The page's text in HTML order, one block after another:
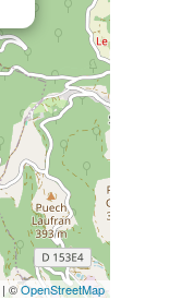
| ©OpenStreetMap